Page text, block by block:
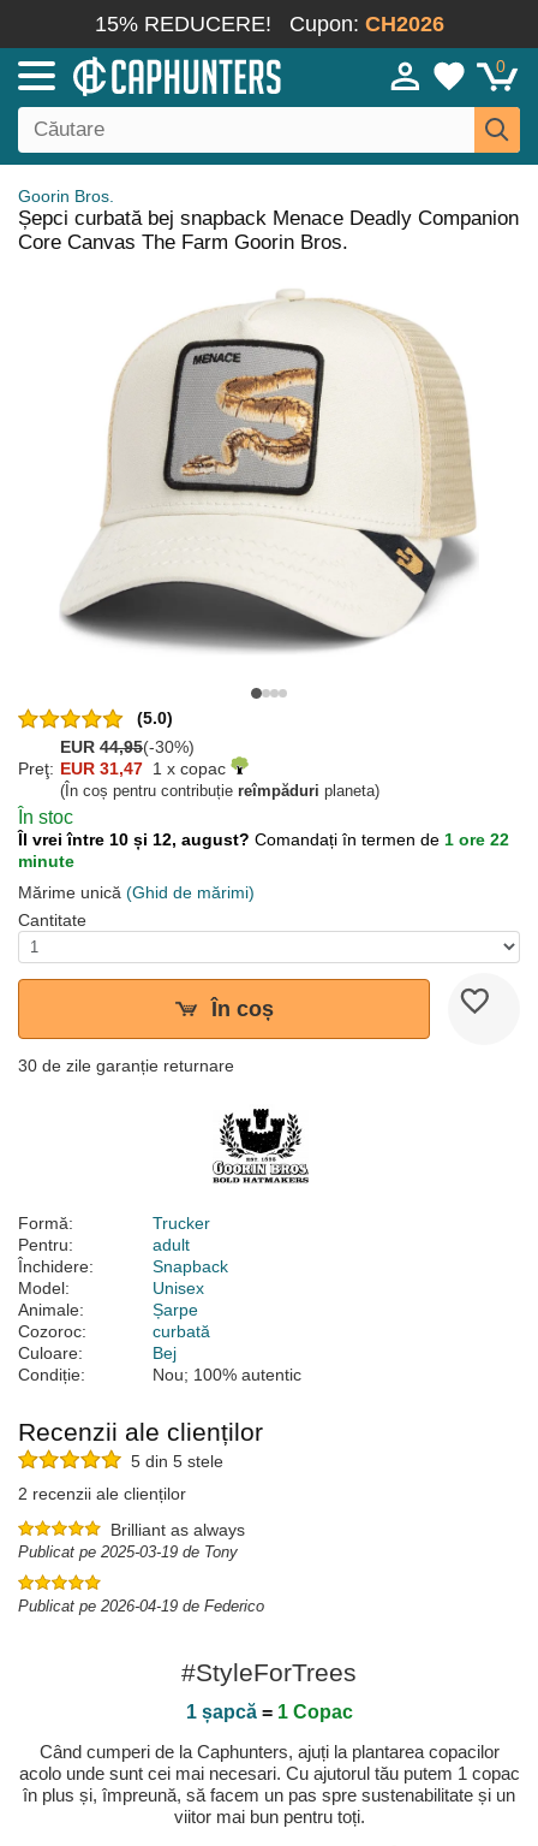
15% REDUCERE! Cupon: CH2026
0
Goorin Bros.
Șepci curbată bej snapback Menace Deadly Companion
Core Canvas The Farm Goorin Bros.
(5.0)
EUR 44,95(-30%)
Preţ: EUR 31,47 1 x copac
(În coș pentru contribuție reîmpăduri planeta)
În stoc
Îl vrei între 10 și 12, august? Comandați în termen de 1 ore 22
minute
Mărime unică (Ghid de mărimi)
Cantitate
În coș
30 de zile garanție returnare
Formă:
Trucker
Pentru:
adult
Închidere:
Snapback
Model:
Unisex
Animale:
Șarpe
Cozoroc:
curbată
Culoare:
Bej
Condiție:
Nou; 100% autentic
Recenzii ale clienților
5 din 5 stele
2 recenzii ale clienților
Brilliant as always
Publicat pe 2025-03-19 de Tony
Publicat pe 2026-04-19 de Federico
#StyleForTrees
1 șapcă= 1 Copac
Când cumperi de la Caphunters, ajuți la plantarea copacilor
acolo unde sunt cei mai necesari. Cu ajutorul tău putem 1 copac
în plus și, împreună, să facem un pas spre sustenabilitate și un
viitor mai bun pentru toți.